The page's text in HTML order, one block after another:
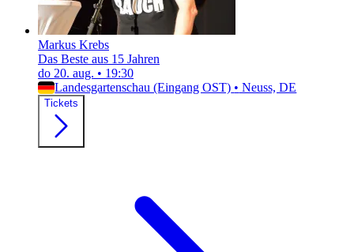
Markus Krebs
Das Beste aus 15 Jahren
do 20. aug. • 19:30
Landesgartenschau (Eingang OST) • Neuss, DE
Tickets